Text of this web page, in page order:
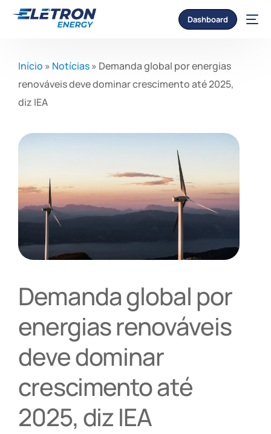
Dashboard
Início » Notícias» Demanda global por energias
renováveis deve dominar crescimento até 2025,
diz IEA
Demanda global por
energias renováveis
deve dominar
crescimento até
2025, diz IEA